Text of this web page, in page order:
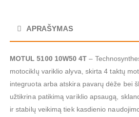
APRAŠYMAS
MOTUL 5100 10W50 4T –
motociklų variklio alyva, skirta 4 taktų
integruota arba atskira pavarų dėže bei
užtikrina patikimą variklio apsaugą,
ir stabilų veikimą tiek kasdienio